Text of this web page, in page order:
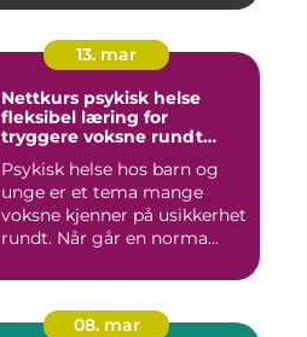
13. mar
Nettkurs psykisk helse
fleksibel læring for
tryggere voksne rundt
Psykisk helse hos barn og
unge er et tema mange
voksne kjenner på usikkerhet
rundt. Når går en norma...
08. mar